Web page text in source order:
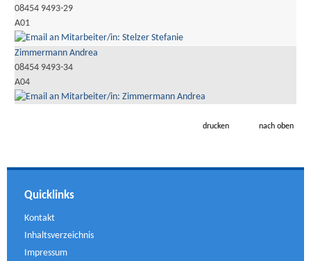
08454 9493-29
A01
Zimmermann Andrea
08454 9493-34
A04
drucken nach oben
Quicklinks
Kontakt
Inhaltsverzeichnis
Impressum